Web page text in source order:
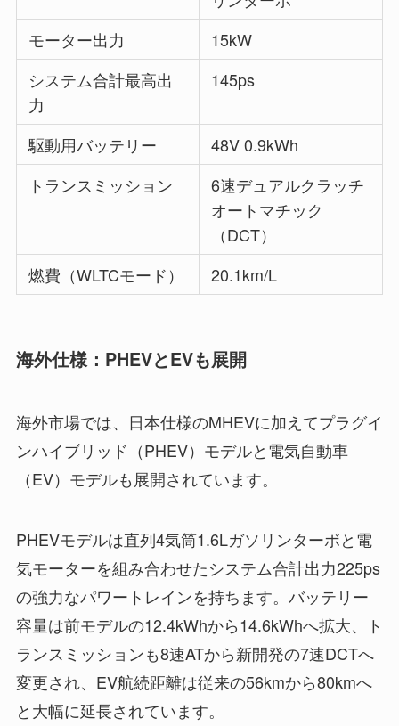
モーター出力
15kW
システム合計最高出
力
145ps
駆動用バッテリー
48V 0.9kWh
トランスミッション
6速デュアルクラッチ
オートマチック
（DCT）
燃費（WLTCモード）
20.1km/L
海外仕様：PHEVとEVも展開
海外市場では、日本仕様のMHEVに加えてプラグイ
ンハイブリッド（PHEV）モデルと電気自動車
（EV）モデルも展開されています。
PHEVモデルは直列4気筒1.6Lガソリンターボと電
気モーターを組み合わせたシステム合計出力225ps
の強力なパワートレインを持ちます。バッテリー
容量は前モデルの12.4kWhから14.6kWhへ拡大、ト
ランスミッションも8速ATから新開発の7速DCTへ
変更され、EV航続距離は従来の56kmから80kmへ
と大幅に延長されています。